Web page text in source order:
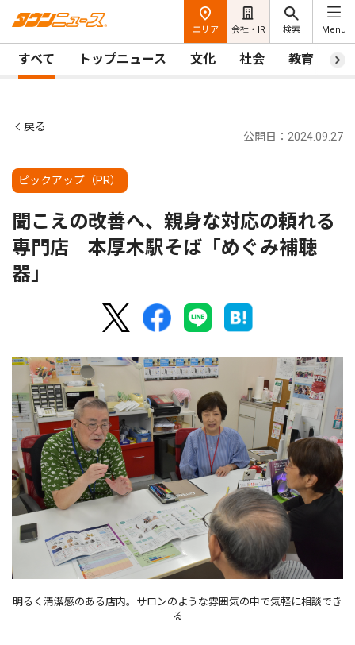
エリア 会社・IR 検索 Menu
すべて トップニュース 文化 社会 教育 ス
戻る
ピックアップ（PR）
公開日：2024.09.27
聞こえの改善へ、親身な対応の頼れる
専門店 本厚木駅そば「めぐみ補聴
器」
明るく清潔感のある店内。サロンのような雰囲気の中で気軽に相談でき
る